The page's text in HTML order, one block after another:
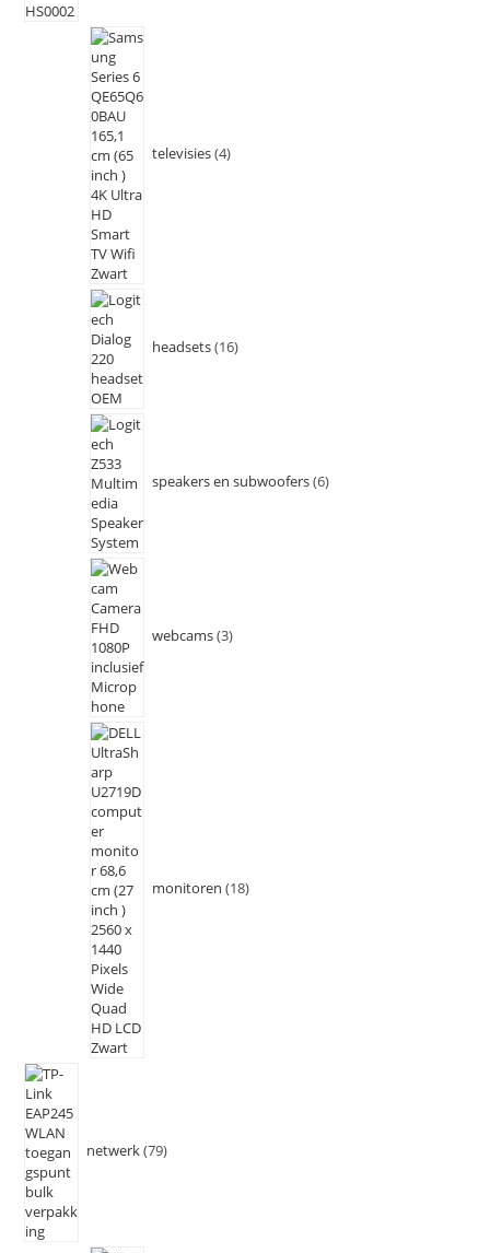
televisies 4
headsets 16
speakers en subwoofers 6
webcams 3
monitoren 18
netwerk 79